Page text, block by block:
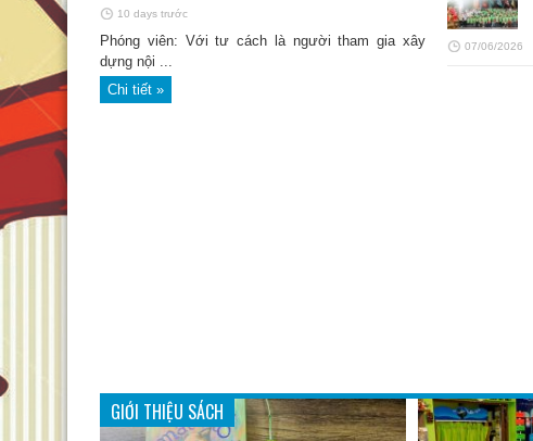
10 days trước
Phóng viên: Với tư cách là người tham gia xây
dựng nội ...
Chi tiết »
07/06/2026
GIỚI THIỆU SÁCH